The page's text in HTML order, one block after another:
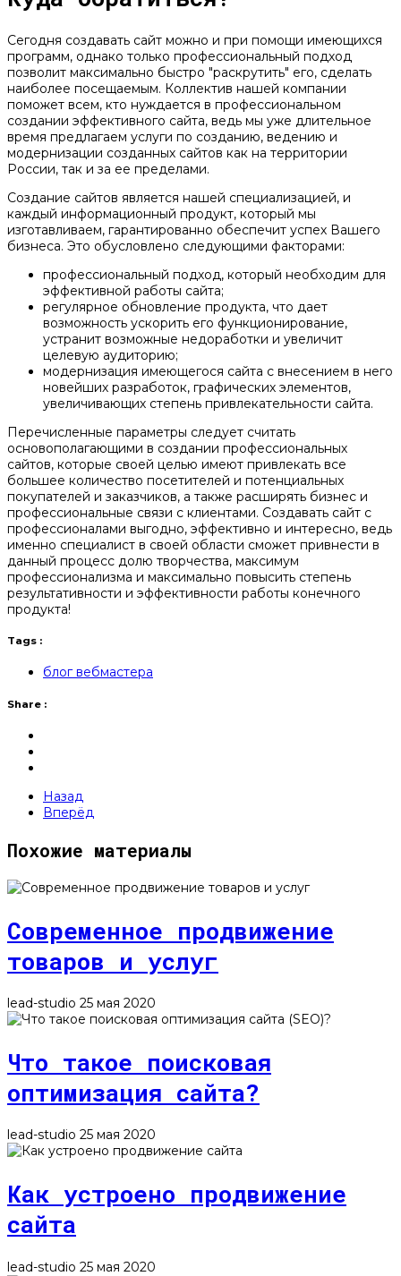
Сегодня создавать сайт можно и при помощи имеющихся
программ, однако только профессиональный подход
позволит максимально быстро "раскрутить" его, сделать
наиболее посещаемым. Коллектив нашей компании
поможет всем, кто нуждается в профессиональном
создании эффективного сайта, ведь мы уже длительное
время предлагаем услуги по созданию, ведению и
модернизации созданных сайтов как на территории
России, так и за ее пределами.
Создание сайтов является нашей специализацией, и
каждый информационный продукт, который мы
изготавливаем, гарантированно обеспечит успех Вашего
бизнеса. Это обусловлено следующими факторами:
профессиональный подход, который необходим для
эффективной работы сайта;
регулярное обновление продукта, что дает
возможность ускорить его функционирование,
устранит возможные недоработки и увеличит
целевую аудиторию;
модернизация имеющегося сайта с внесением в него
новейших разработок, графических элементов,
увеличивающих степень привлекательности сайта.
Перечисленные параметры следует считать
основополагающими в создании профессиональных
сайтов, которые своей целью имеют привлекать все
большее количество посетителей и потенциальных
покупателей и заказчиков, а также расширять бизнес и
профессиональные связи с клиентами. Создавать сайт с
профессионалами выгодно, эффективно и интересно, ведь
именно специалист в своей области сможет привнести в
данный процесс долю творчества, максимум
профессионализма и максимально повысить степень
результативности и эффективности работы конечного
продукта!
Tags :
блог вебмастера
Share :
Назад
Вперёд
Похожие материалы
Современное продвижение
товаров и услуг
lead-studio 25 мая 2020
Что такое поисковая
оптимизация сайта?
lead-studio 25 мая 2020
Как устроено продвижение
сайта
lead-studio 25 мая 2020